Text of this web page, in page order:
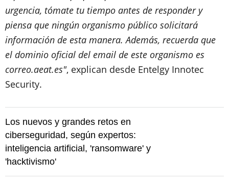
urgencia, tómate tu tiempo antes de responder y
piensa que ningún organismo público solicitará
información de esta manera. Además, recuerda que
el dominio oficial del email de este organismo es
correo.aeat.es", explican desde Entelgy Innotec
Security.
Los nuevos y grandes retos en
ciberseguridad, según expertos:
inteligencia artificial, 'ransomware' y
'hacktivismo'